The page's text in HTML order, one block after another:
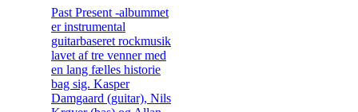
Past Present -albummet
er instrumental
guitarbaseret rockmusik
lavet af tre venner med
en lang fælles historie
bag sig. Kasper
Damgaard (guitar), Nils